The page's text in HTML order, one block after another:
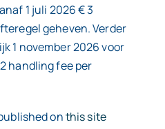
1 juli 2026 € 3
geheven. Verder
1 november 2026 voor
handling fee per
onthis site